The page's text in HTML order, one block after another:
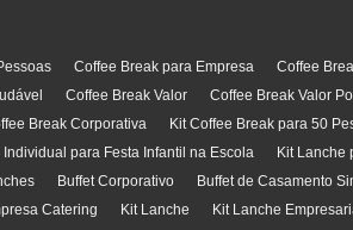
Coffee Break para Empresa
Coffee
Coffee Break Valor
Coffee Break Valor
Break Corporativa Kit Coffee Break para 50
Individual para Festa Infantil na Escola Kit Lanche
Buffet Corporativo Buffet de Casamento
Catering Kit Lanche Kit Lanche